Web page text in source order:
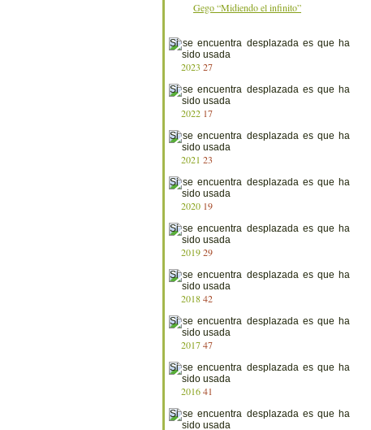
Gego “Midiendo el infinito”
2023 27
2022 17
2021 23
2020 19
201929
201842
201747
201641